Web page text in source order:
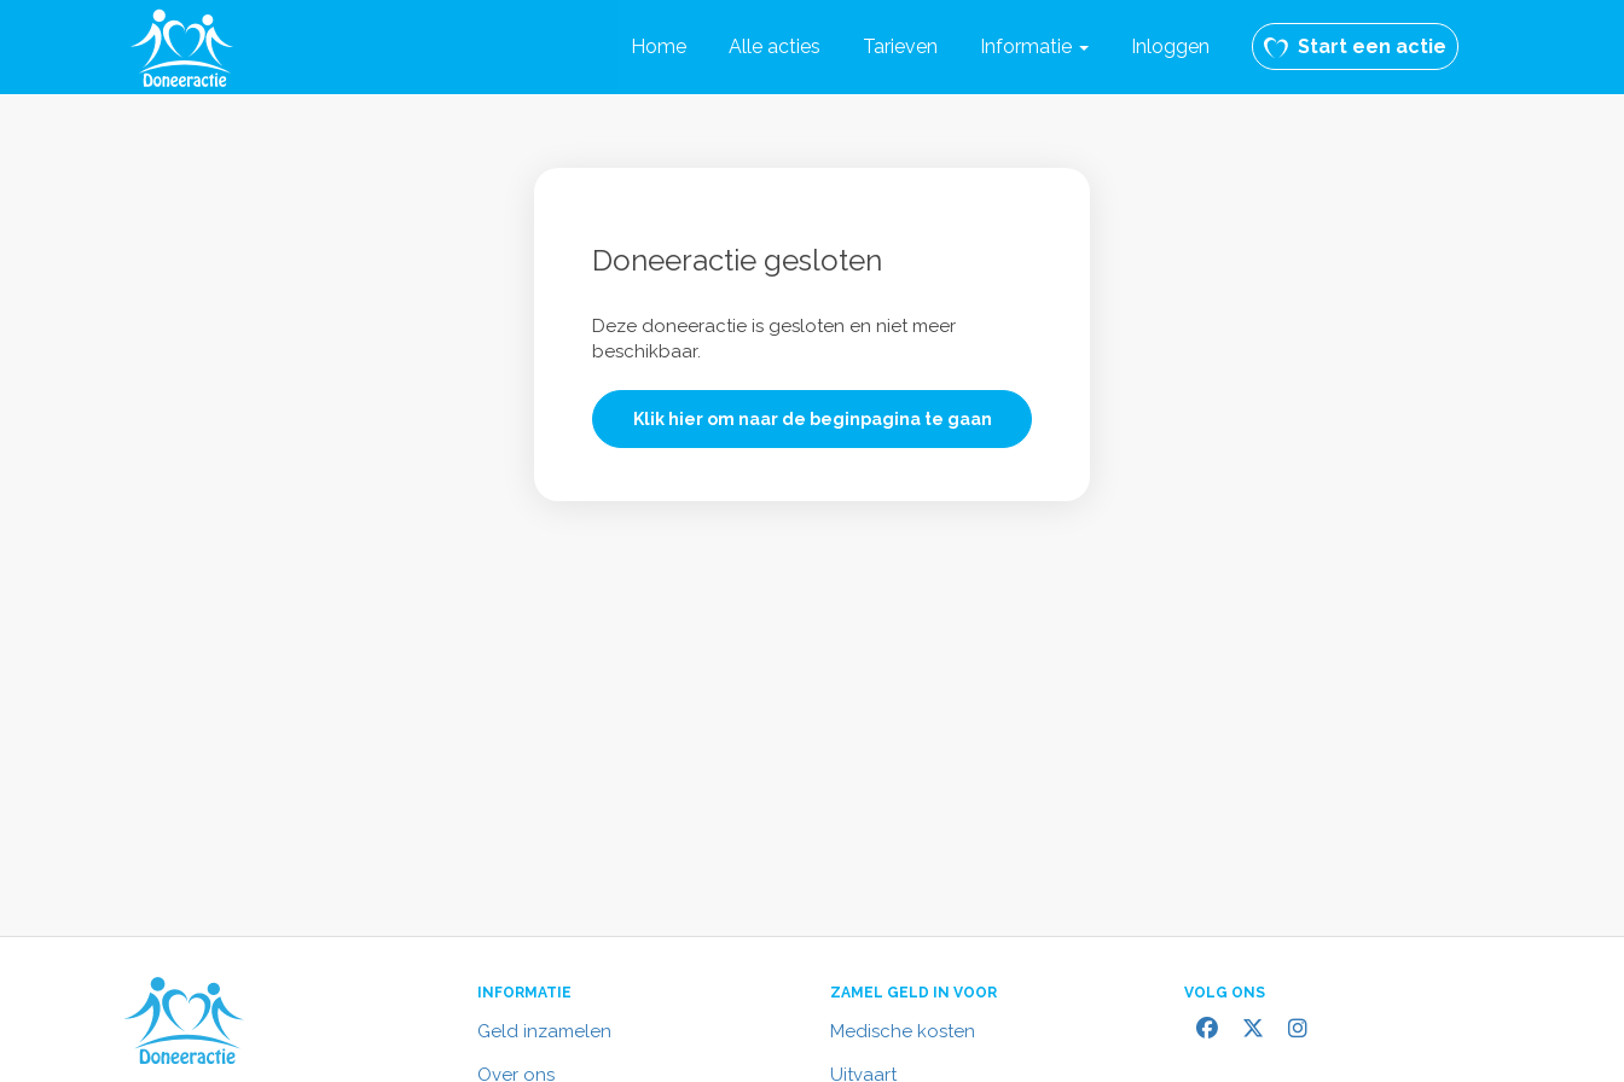
Home Alle acties Tarieven Informatie Inloggen Start een actie
Doneeractie gesloten
Deze doneeractie is gesloten en niet meer
beschikbaar.
Klik hier om naar de beginpagina te gaan
INFORMATIE
Geld inzamelen
Over ons
ZAMEL GELD IN VOOR
Medische kosten
Uitvaart
VOLG ONS